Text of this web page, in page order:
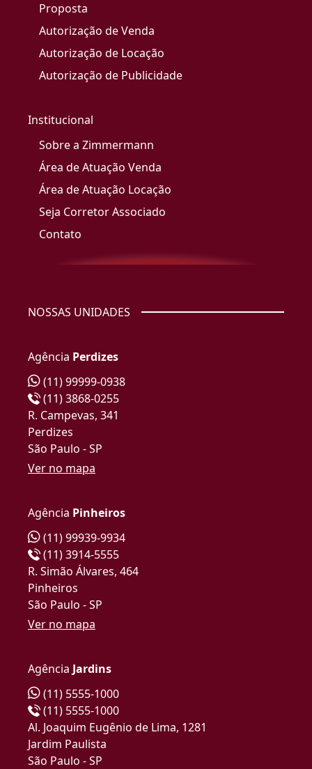
Proposta
Autorização de Venda
Autorização de Locação
Autorização de Publicidade
Institucional
Sobre a Zimmermann
Área de Atuação Venda
Área de Atuação Locação
Seja Corretor Associado
Contato
NOSSAS UNIDADES
Agência Perdizes
(11) 99999-0938
(11) 3868-0255
R. Campevas, 341
Perdizes
São Paulo - SP
Ver no mapa
Agência Pinheiros
(11) 99939-9934
(11) 3914-5555
R. Simão Álvares, 464
Pinheiros
São Paulo - SP
Ver no mapa
Agência Jardins
(11) 5555-1000
(11) 5555-1000
Al. Joaquim Eugênio de Lima, 1281
Jardim Paulista
São Paulo - SP